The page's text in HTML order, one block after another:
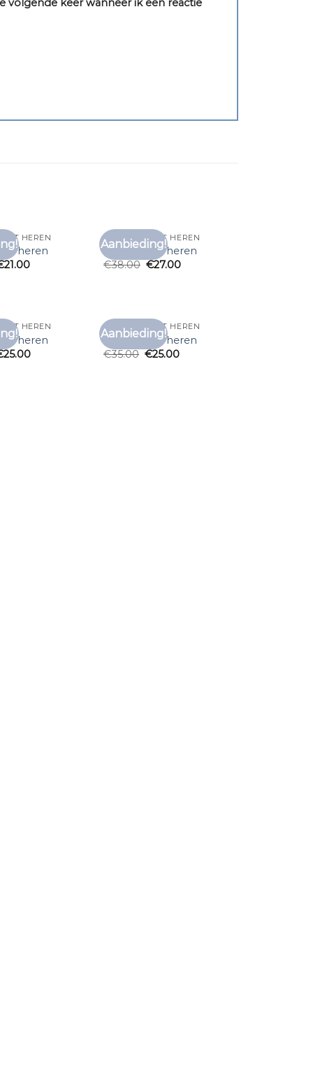
volgende keer wanneer ik een reactie
Toevoegen
HEREN
heren
21.00
Aanbieding!
Toevoegen
PAARS T SHIRT HEREN
paars t shirt heren
€38.00 €27.00
Toevoegen
HEREN
heren
25.00
Aanbieding!
Toevoegen
PAARS T SHIRT HEREN
paars t shirt heren
€35.00 €25.00